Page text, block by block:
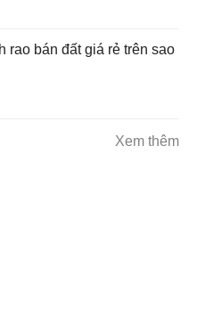
rao bán đất giá rẻ trên sao
Xem thêm